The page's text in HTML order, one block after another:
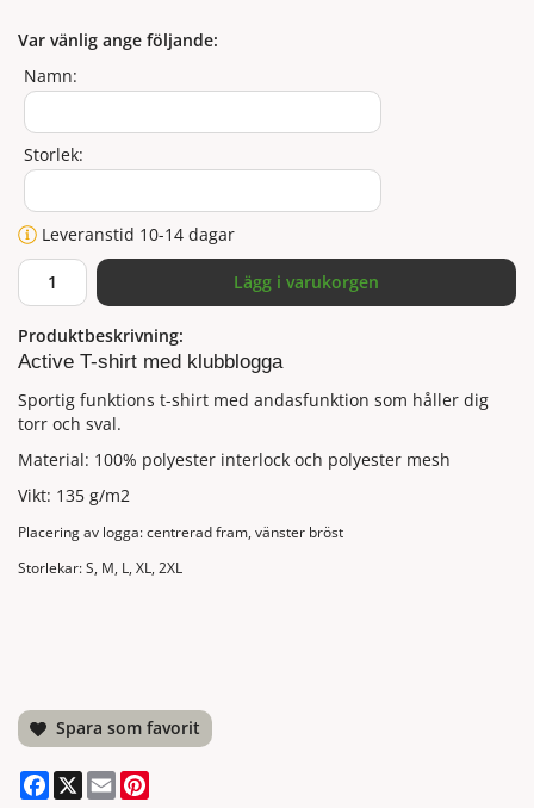
Var vänlig ange följande:
Namn:
Storlek:
Leveranstid 10-14 dagar
Lägg i varukorgen
Produktbeskrivning:
Active T-shirt med klubblogga
Sportig funktions t-shirt med andasfunktion som håller dig
torr och sval.
Material: 100% polyester interlock och polyester mesh
Vikt: 135 g/m2
Placering av logga: centrerad fram, vänster bröst
Storlekar: S, M, L, XL, 2XL
Spara som favorit
Facebook
X Email